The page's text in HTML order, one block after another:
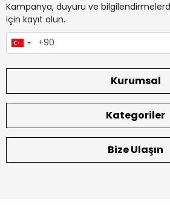
Kampanya, duyuru ve
için kayıt olun.
Kurumsal
Kategoriler
Bize Ulaşın